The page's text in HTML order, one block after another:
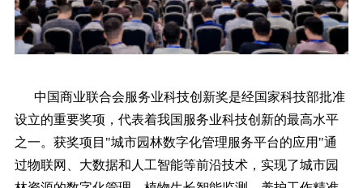
中国商业联合会服务业科技创新奖是经国家科技部批准
设立的重要奖项，代表着我国服务业科技创新的最高水平
之一。获奖项目"城市园林数字化管理服务平台的应用"通
过物联网、大数据和人工智能等前沿技术，实现了城市园